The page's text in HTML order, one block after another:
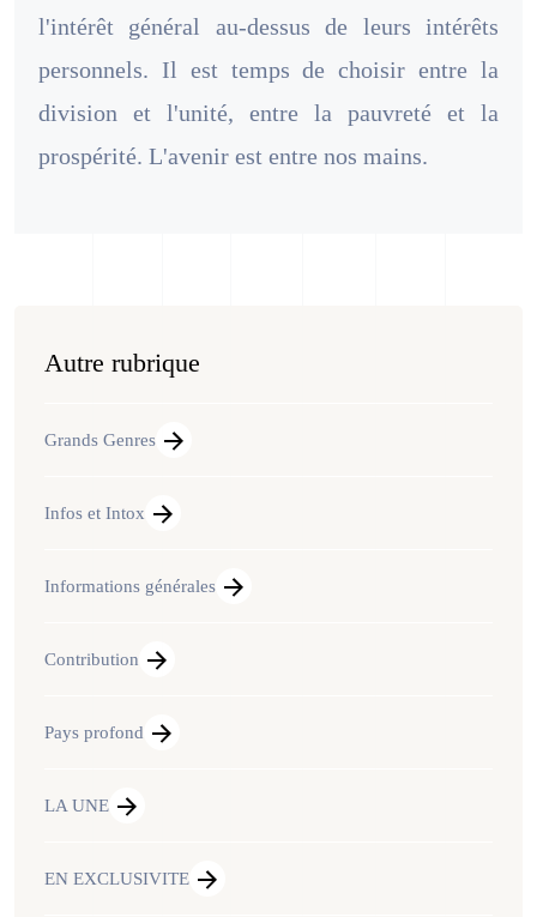
l'intérêt général au-dessus de leurs intérêts
personnels. Il est temps de choisir entre la
division et l'unité, entre la pauvreté et la
prospérité. L'avenir est entre nos mains.
Autre rubrique
Grands Genres
Infos et Intox
Informations générales
Contribution
Pays profond
LA UNE
EN EXCLUSIVITE